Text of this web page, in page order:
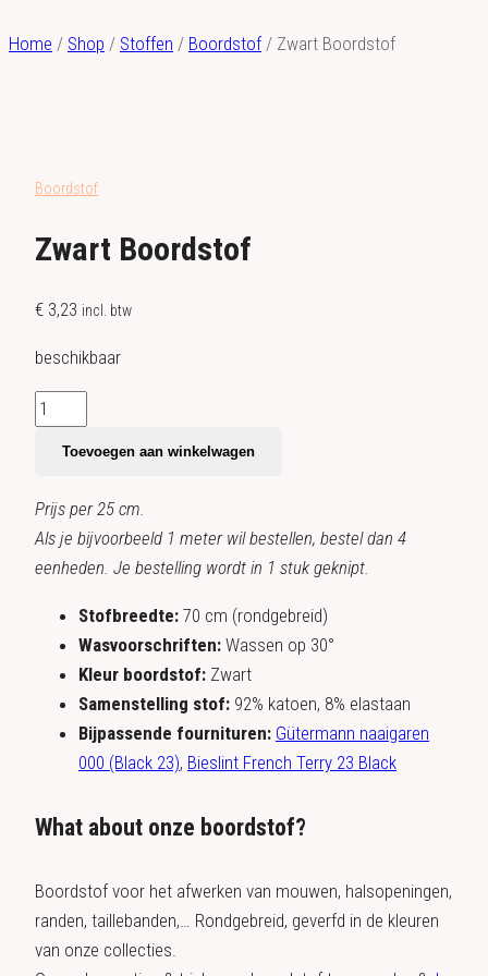
Home / Shop / Stoffen / Boordstof / Zwart Boordstof
Boordstof
Zwart Boordstof
€ 3,23 incl. btw
beschikbaar
Zwart
Boordstof
aantal
Toevoegen aan winkelwagen
Prijs per 25 cm.
Als je bijvoorbeeld 1 meter wil bestellen, bestel dan 4
eenheden. Je bestelling wordt in 1 stuk geknipt.
Stofbreedte: 70 cm (rondgebreid)
Wasvoorschriften: Wassen op 30°
Kleur boordstof: Zwart
Samenstelling stof: 92% katoen, 8% elastaan
Bijpassende fournituren: Gütermann naaigaren
000 (Black 23), Bieslint French Terry 23 Black
What about onze boordstof?
Boordstof voor het afwerken van mouwen, halsopeningen,
randen, taillebanden,… Rondgebreid, geverfd in de kleuren
van onze collecties.